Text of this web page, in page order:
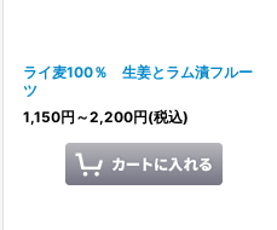
ライ麦100％ 生姜とラム漬フルー
ツ
1,150円 ～2,200円(税込)